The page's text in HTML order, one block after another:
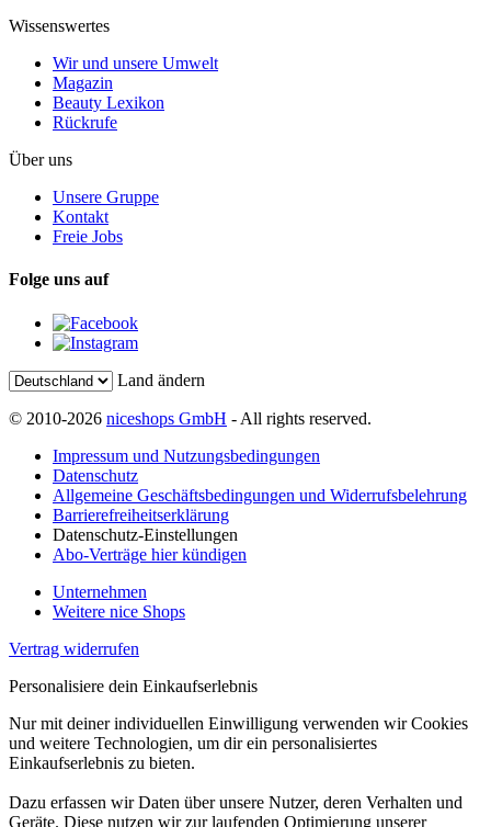
Wissenswertes
Wir und unsere Umwelt
Magazin
Beauty Lexikon
Rückrufe
Über uns
Unsere Gruppe
Kontakt
Freie Jobs
Folge uns auf
Land ändern
© 2010-2026 niceshops GmbH - All rights reserved.
Impressum und Nutzungsbedingungen
Datenschutz
Allgemeine Geschäftsbedingungen und Widerrufsbelehrung
Barrierefreiheitserklärung
Datenschutz-Einstellungen
Abo-Verträge hier kündigen
Unternehmen
Weitere nice Shops
Vertrag widerrufen
Personalisiere dein Einkaufserlebnis
Nur mit deiner individuellen Einwilligung verwenden wir Cookies
und weitere Technologien, um dir ein personalisiertes
Einkaufserlebnis zu bieten.
Dazu erfassen wir Daten über unsere Nutzer, deren Verhalten und
Geräte. Diese nutzen wir zur laufenden Optimierung unserer